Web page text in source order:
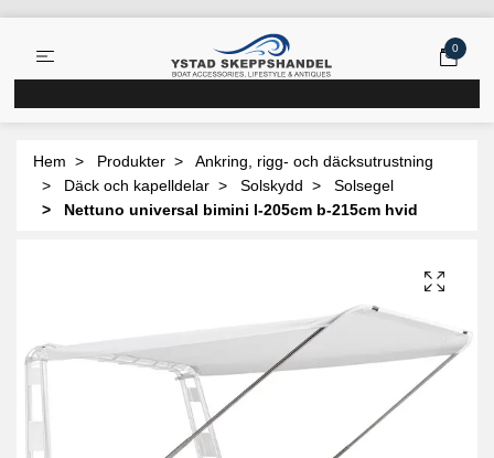
0
Hem Produkter
Ankring, rigg- och däcksutrustning
Däck och kapelldelar
Solskydd
Solsegel
Nettuno universal bimini l-205cm b-215cm hvid